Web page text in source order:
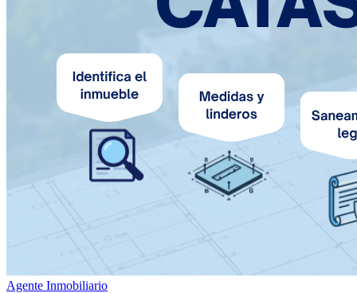
Agente Inmobiliario